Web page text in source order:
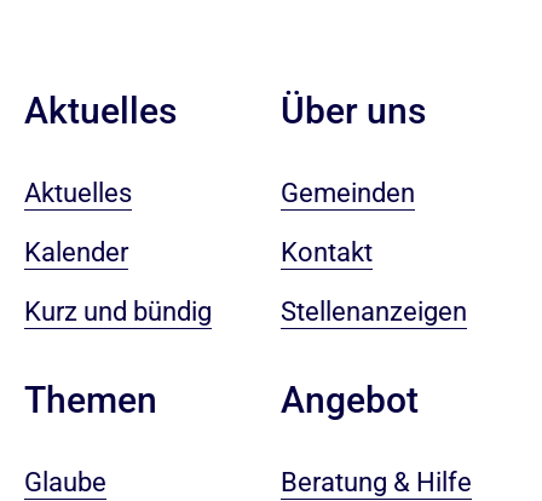
Aktuelles
Aktuelles
Kalender
Kurz und bündig
Themen
Glaube
Über uns
Gemeinden
Kontakt
Stellenanzeigen
Angebot
Beratung & Hilfe